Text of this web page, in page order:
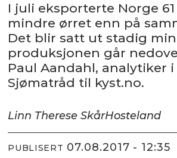
I juli eksporterte Norge
mindre ørret enn på
Det blir satt ut stadig
produksjonen går
Paul Aandahl, analytiker i
Sjømatråd til kyst.no.
Linn Therese SkårHosteland
PUBLISERT 07.08.2017 - 12:35